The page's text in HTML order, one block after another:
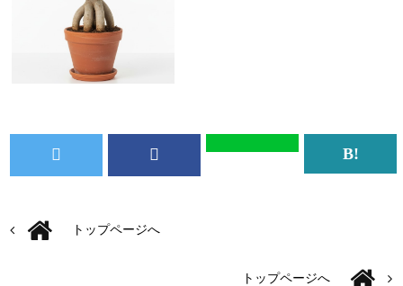
トップページへ
トップページへ